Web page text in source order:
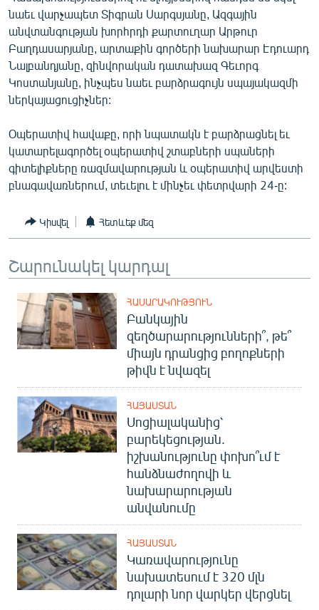
ՄԵԿՆԱԲԱՆՈՒԹՅՈՒՆ
ՏՏ ԵՒ ԻՆՏԵՐՆԵՏ
ԿՈՐՈՆԱՎԻՐՈՒՍ
ԱՐԽԻՎ
ՏԵՍԱՆՅՈՒԹԵՐ
ԲԱՆԱՎԵՃ
ՁԳՏԵԼՈՎ ԼԱՎԱԳՈՒՅՆԻՆ
ՓՈԴՔԱՍԹ
Հայերեն
Русский
ՀԵՏԵՎԵՔ ՄԵԶ
«Ազատության» բոլոր կայքերը
նաեւ վարչապետ Տիգրան Սարգսյանը, Ազգային
անվտանգության խորհրդի քարտուղար Արթուր
Բաղդասարյանը, արտաքին գործերի նախարար Էդուարդ
Նալբանդյանը, զինվորական դատախազ Գեւորգ
Կոստանյանը, ինչպես նաեւ բարձրագույն սպայակազմի
ներկայացուցիչներ:
Օպերատիվ հավաքը, որի նպատակն է բարձրացնել եւ
կատարելագործել օպերատիվ շտաբների սպաների
գիտելիքները ռազմավարության և օպերատիվ արվեստի
բնագավառներում, տեւելու է մինչեւ փետրվարի 24-ը:
Կիսվել Հետևեք մեզ
Շարունակել կարդալ
ՀԱՍԱՐԱԿՈՒԹՅՈՒՆ
Բանկային
զեղծարարությունների՞, թե՞
միայն դրանցից բողոքների
թիվն է նվազել
ՀԱՅԱՍՏԱՆ
Սոցիալականից՝
բարեկեցության.
իշխանությունը փոխո՞ւմ է
հանձնաժողովի և
նախարարության
անվանումը
ՀԱՅԱՍՏԱՆ
Կառավարությունը
նախատեսում է 320 մլն
դոլարի նոր վարկեր վերցնել